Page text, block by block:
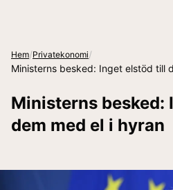
Hem/Privatekonomi/
Ministerns besked: Inget elstöd till
Ministerns besked:
dem med el i hyran